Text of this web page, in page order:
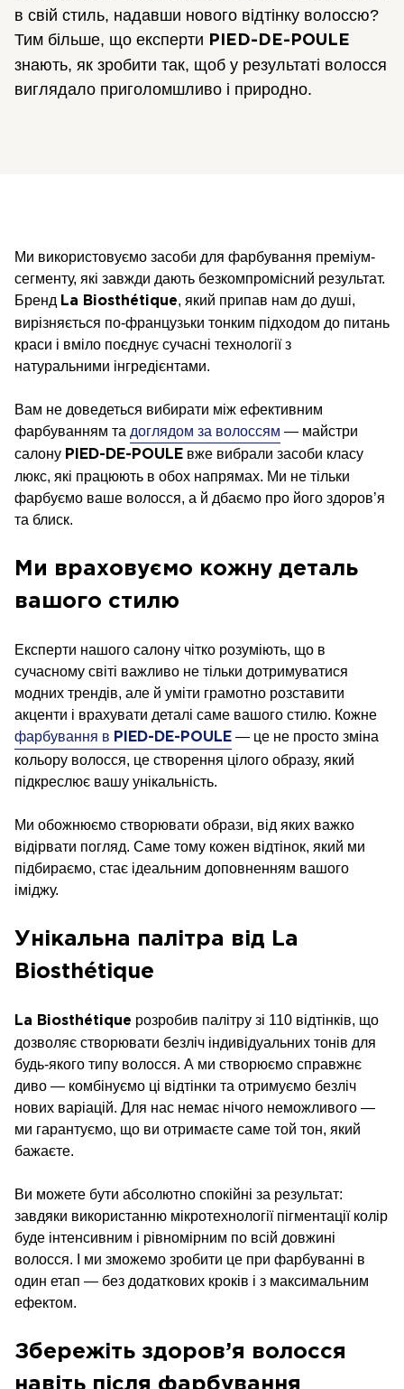
в свій стиль, надавши нового відтінку волоссю?
Тим більше, що експерти
PIED-DE-POULE
знають, як зробити так, щоб у результаті волосся
виглядало приголомшливо і природно.
Ми використовуємо засоби для фарбування преміум-
сегменту, які завжди дають безкомпромісний результат.
Бренд La Biosthétique, який припав нам до душі,
вирізняється по-французьки тонким підходом до питань
краси і вміло поєднує сучасні технології з
натуральними інгредієнтами.
Вам не доведеться вибирати між ефективним
фарбуванням та доглядом за волоссям — майстри
салону PIED-DE-POULE вже вибрали засоби класу
люкс, які працюють в обох напрямах. Ми не тільки
фарбуємо ваше волосся, а й дбаємо про його здоров’я
та блиск.
Ми враховуємо кожну деталь
вашого стилю
Експерти нашого салону чітко розуміють, що в
сучасному світі важливо не тільки дотримуватися
модних трендів, але й уміти грамотно розставити
акценти і врахувати деталі саме вашого стилю. Кожне
фарбування в PIED-DE-POULE — це не просто зміна
кольору волосся, це створення цілого образу, який
підкреслює вашу унікальність.
Ми обожнюємо створювати образи, від яких важко
відірвати погляд. Саме тому кожен відтінок, який ми
підбираємо, стає ідеальним доповненням вашого
іміджу.
Унікальна палітра від La
Biosthétique
La Biosthétique розробив палітру зі 110 відтінків, що
дозволяє створювати безліч індивідуальних тонів для
будь-якого типу волосся. А ми створюємо справжнє
диво — комбінуємо ці відтінки та отримуємо безліч
нових варіацій. Для нас немає нічого неможливого —
ми гарантуємо, що ви отримаєте саме той тон, який
бажаєте.
Ви можете бути абсолютно спокійні за результат:
завдяки використанню мікротехнології пігментації колір
буде інтенсивним і рівномірним по всій довжині
волосся. І ми зможемо зробити це при фарбуванні в
один етап — без додаткових кроків і з максимальним
ефектом.
Збережіть здоров’я волосся
навіть після фарбування